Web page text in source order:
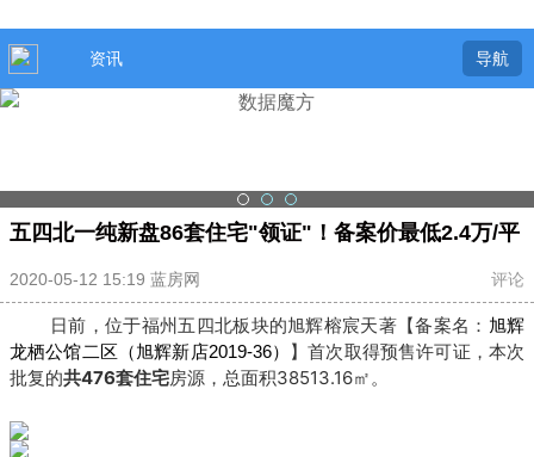
资讯 导航
五四北一纯新盘86套住宅"领证"！备案价最低2.4万/平
2020-05-12 15:19 蓝房网 评论
日前，位于福州五四北板块的旭辉榕宸天著【备案名： 旭辉
龙栖公馆二区（旭辉新店2019-36）
】首次取得预售许可证，本次
批复的共476套住宅房源，总面积38513.16㎡。